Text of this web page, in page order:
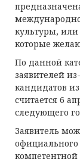
культуры,
которые
По данной
заявителей
кандидатов
считается 6
следующего
Заявитель
компетентной